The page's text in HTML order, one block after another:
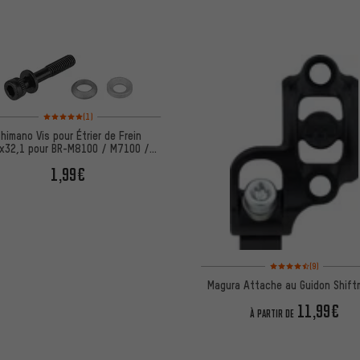
Note moyenne : 5 sur 5 d'après 1 avis
(1)
Vis pour Étrier de Frein
pour BR-M8100 / M7100 /
1,99€
Note moyenne : 4,5
(9)
Magura Attache au Guidon
À PARTIR DE 11,99€